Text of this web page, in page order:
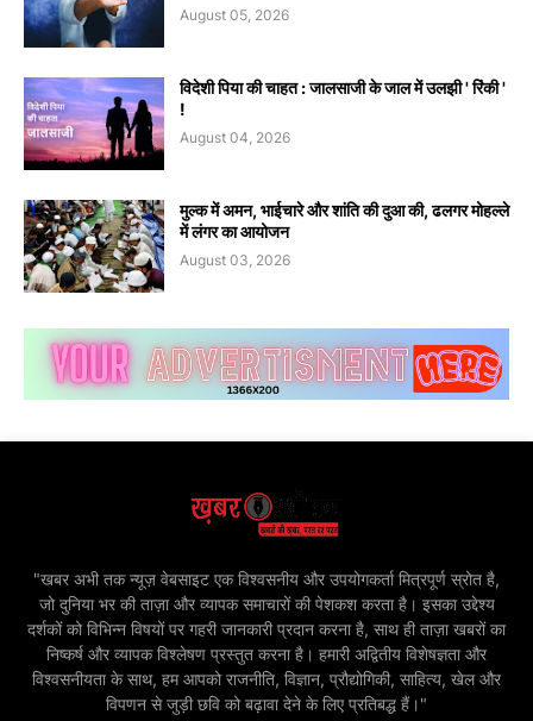
August 05, 2026
विदेशी पिया की चाहत : जालसाजी के जाल में उलझी ' रिंकी '
!
August 04, 2026
मुल्क में अमन, भाईचारे और शांति की दुआ की, ढलगर मोहल्ले
में लंगर का आयोजन
August 03, 2026
"खबर अभी तक न्यूज़ वेबसाइट एक विश्वसनीय और उपयोगकर्ता मित्रपूर्ण स्रोत है,
जो दुनिया भर की ताज़ा और व्यापक समाचारों की पेशकश करता है। इसका उद्देश्य
दर्शकों को विभिन्न विषयों पर गहरी जानकारी प्रदान करना है, साथ ही ताज़ा खबरों का
निष्कर्ष और व्यापक विश्लेषण प्रस्तुत करना है। हमारी अद्वितीय विशेषज्ञता और
विश्वसनीयता के साथ, हम आपको राजनीति, विज्ञान, प्रौद्योगिकी, साहित्य, खेल और
विपणन से जुड़ी छवि को बढ़ावा देने के लिए प्रतिबद्ध हैं।"